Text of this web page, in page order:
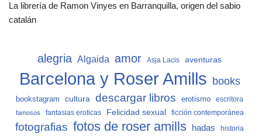
La librería de Ramon Vinyes en Barranquilla, origen del sabio
catalán
alegria Algaida amor Asja Lacis aventuras
Barcelona y Roser Amills books
bookstagram cultura descargar libros erotismo escritora
famosos fantasias eroticas Felicidad sexual ficción contemporánea
fotografias fotos de roser amills hadas historia